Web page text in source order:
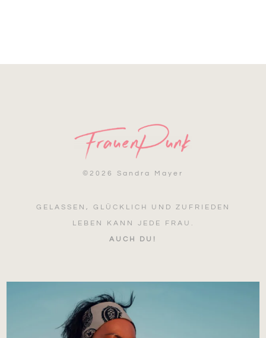
© 2026 Sandra Mayer
GELASSEN, GLÜCKLICH UND ZUFRIEDEN
LEBEN KANN JEDE FRAU.
AUCH DU!